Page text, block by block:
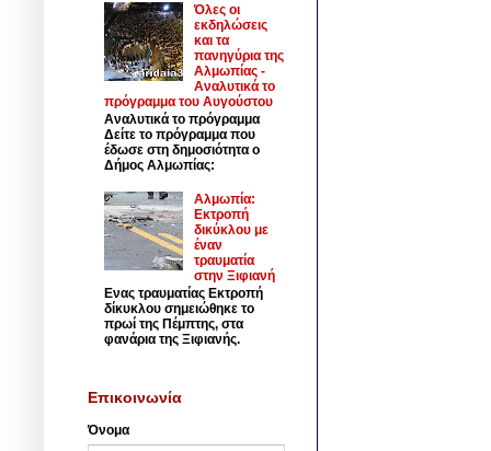
Όλες οι
εκδηλώσεις
και τα
πανηγύρια της
Αλμωπίας -
Αναλυτικά το
πρόγραμμα του Αυγούστου
Αναλυτικά το πρόγραμμα
Δείτε το πρόγραμμα που
έδωσε στη δημοσιότητα ο
Δήμος Αλμωπίας:
Αλμωπία:
Εκτροπή
δικύκλου με
έναν
τραυματία
στην Ξιφιανή
Ενας τραυματίας Εκτροπή
δίκυκλου σημειώθηκε το
πρωί της Πέμπτης, στα
φανάρια της Ξιφιανής.
Επικοινωνία
Όνομα